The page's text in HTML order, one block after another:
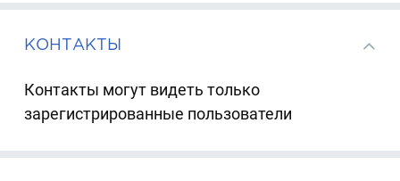
КОНТАКТЫ
Контакты могут видеть только
зарегистрированные пользователи